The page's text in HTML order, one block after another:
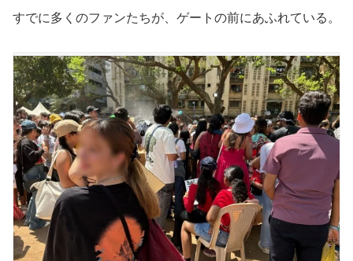
すでに多くのファンたちが、ゲートの前にあふれている。